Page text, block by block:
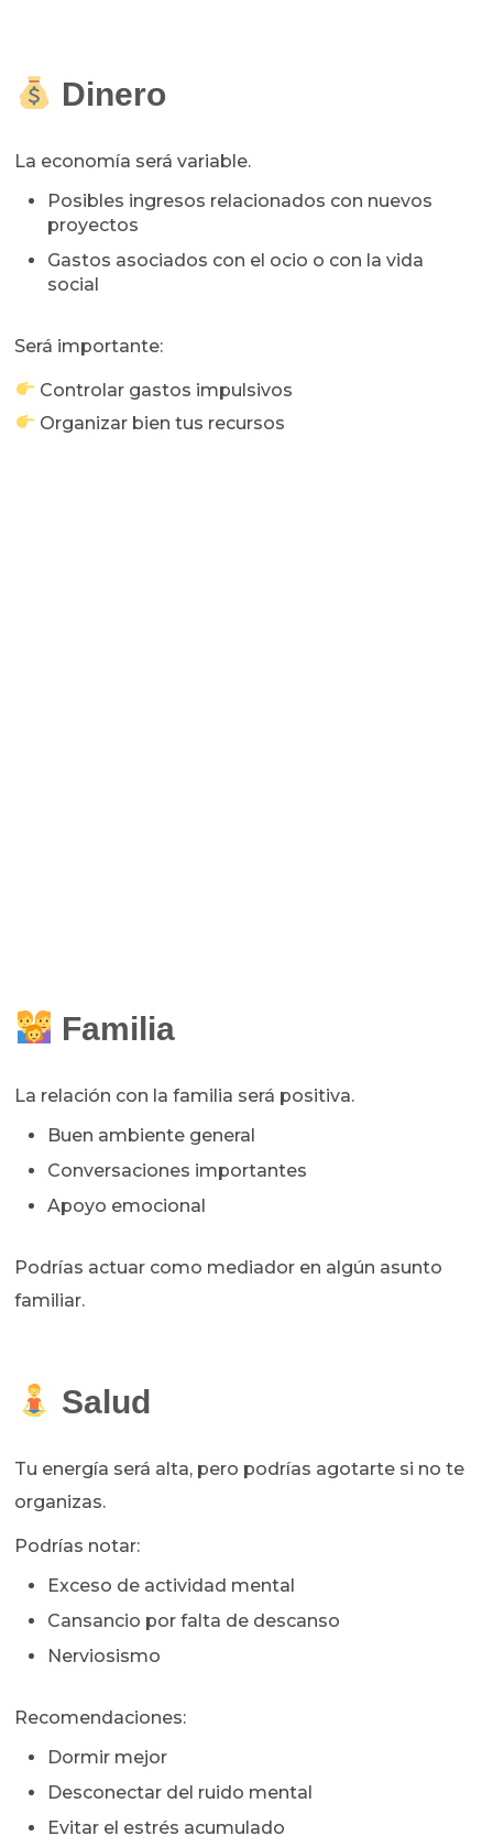
Dinero
La economía será variable.
Posibles ingresos relacionados con nuevos
proyectos
Gastos asociados con el ocio o con la vida
social
Será importante:
Controlar gastos impulsivos
Organizar bien tus recursos
Familia
La relación con la familia será positiva.
Buen ambiente general
Conversaciones importantes
Apoyo emocional
Podrías actuar como mediador en algún asunto
familiar.
Salud
Tu energía será alta, pero podrías agotarte si no te
organizas.
Podrías notar:
Exceso de actividad mental
Cansancio por falta de descanso
Nerviosismo
Recomendaciones:
Dormir mejor
Desconectar del ruido mental
Evitar el estrés acumulado